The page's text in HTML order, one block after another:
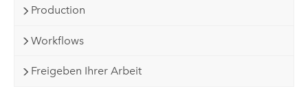
Production
Workflows
Freigeben Ihrer Arbeit